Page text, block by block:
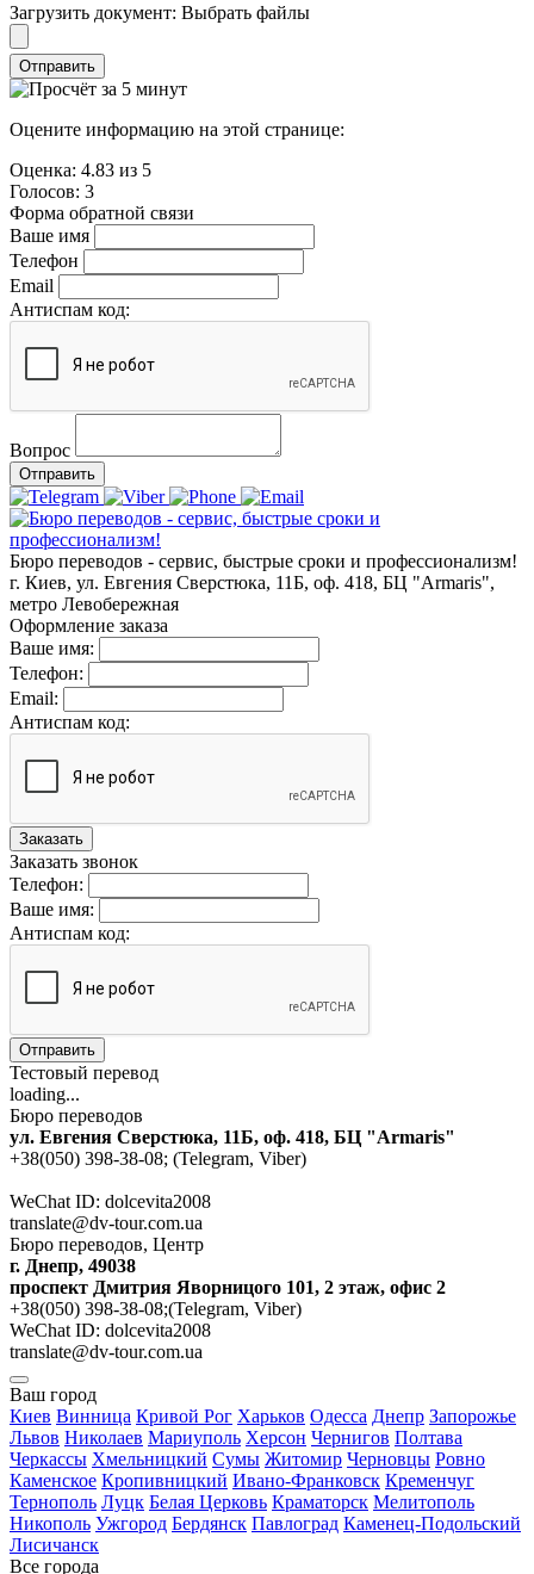
Загрузить документ: Выбрать файлы
Отправить
Оцените информацию на этой странице:
Оценка: 4.83 из 5
Голосов: 3
Форма обратной связи
Ваше имя
Телефон
Email
Антиспам код:
Вопрос
Отправить
Бюро переводов - сервис, быстрые сроки и профессионализм!
г. Киев, ул. Евгения Сверстюка, 11Б, оф. 418, БЦ "Armaris",
метро Левобережная
Оформление заказа
Ваше имя:
Телефон:
Email:
Антиспам код:
Заказать
Заказать звонок
Телефон:
Ваше имя:
Антиспам код:
Отправить
Тестовый перевод
loading...
Бюро переводов
ул. Евгения Сверстюка, 11Б, оф. 418, БЦ "Armaris"
+38(050) 398-38-08; (Telegram, Viber)
WeChat ID: dolcevita2008
translate@dv-tour.com.ua
Бюро переводов, Центр
г. Днепр, 49038
проспект Дмитрия Яворницого 101, 2 этаж, офис 2
+38(050) 398-38-08;(Telegram, Viber)
WeChat ID: dolcevita2008
translate@dv-tour.com.ua
Ваш город
Киев Винница Кривой Рог Харьков Одесса Днепр Запорожье
Львов Николаев Мариуполь Херсон Чернигов Полтава
Черкассы Хмельницкий Сумы Житомир Черновцы Ровно
Каменское Кропивницкий Ивано-Франковск Кременчуг
Тернополь Луцк Белая Церковь Краматорск Мелитополь
Никополь Ужгород Бердянск Павлоград Каменец-Подольский
Лисичанск
Все города